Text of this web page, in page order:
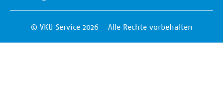
© VKU Service 2026 - Alle Rechte vorbehalten